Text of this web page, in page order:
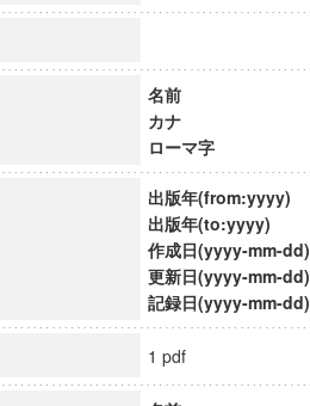
ガバナンス教育研究センター
性の先端的教育研究拠点
会発展のサイエンス」
名前
カナ
ローマ字
出版年(from:yyyy)
出版年(to:yyyy)
作成日(yyyy-mm-dd)
更新日(yyyy-mm-dd)
記録日(yyyy-mm-dd)
1 pdf